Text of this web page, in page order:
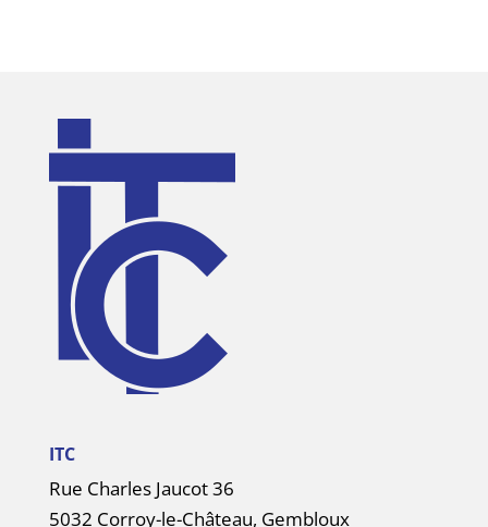
ITC
Rue Charles Jaucot 36
5032 Corroy-le-Château, Gembloux